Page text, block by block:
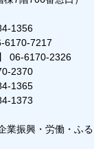
1356
6170-7217
06-6170-2326
2370
1365
1373
業振興・労働・ふ